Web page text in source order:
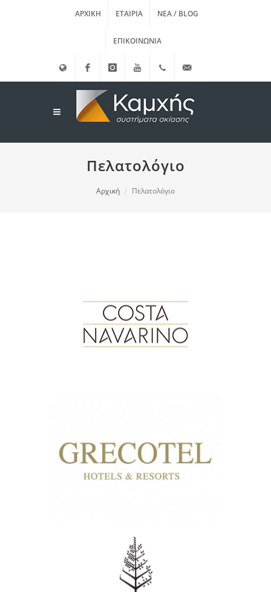
ΑΡΧΙΚΉ ΕΤΑΙΡΊΑ ΝΈΑ / BLOG
ΕΠΙΚΟΙΝΩΝΊΑ
FacebookinstagramYoutube (+30)
210.3455761
info@kamxis.gr
Πελατολόγιο
Αρχική Πελατολόγιο